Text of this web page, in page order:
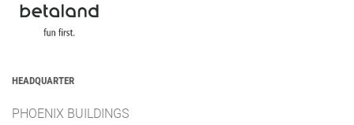
HEADQUARTER
PHOENIX BUILDINGS